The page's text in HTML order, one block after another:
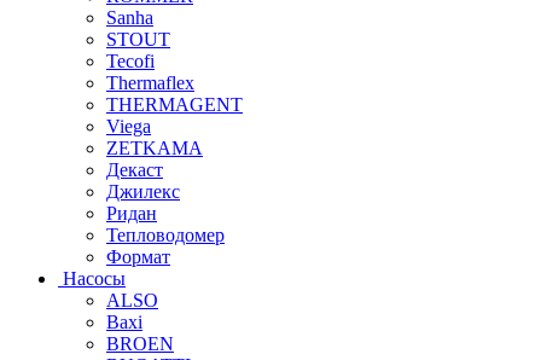
Sanha
STOUT
Tecofi
Thermaflex
THERMAGENT
Viega
ZETKAMA
Декаст
Джилекс
Ридан
Тепловодомер
Формат
Насосы
ALSO
Baxi
BROEN